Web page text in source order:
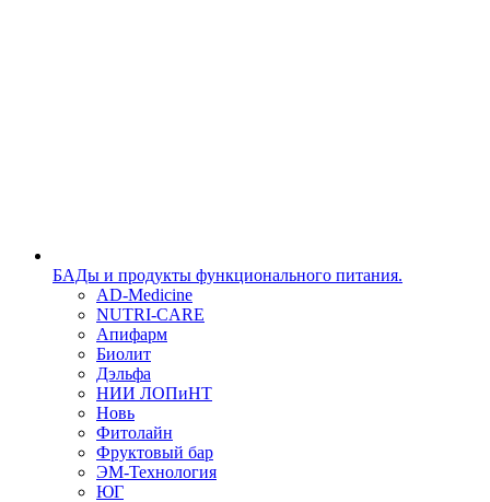
БАДы и продукты функционального питания.
AD-Medicine
NUTRI-CARE
Апифарм
Биолит
Дэльфа
НИИ ЛОПиНТ
Новь
Фитолайн
Фруктовый бар
ЭМ-Технология
ЮГ